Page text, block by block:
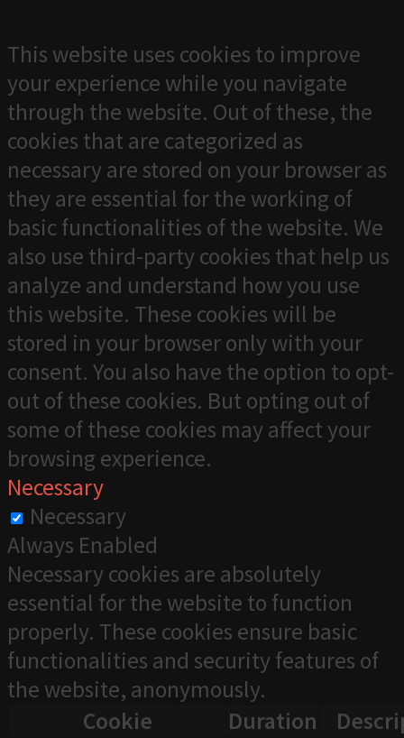
This website uses cookies to improve
your experience while you navigate
through the website. Out of these, the
cookies that are categorized as
necessary are stored on your browser as
they are essential for the working of
basic functionalities of the website. We
also use third-party cookies that help us
analyze and understand how you use
this website. These cookies will be
stored in your browser only with your
consent. You also have the option to opt-
out of these cookies. But opting out of
some of these cookies may affect your
browsing experience.
Necessary
Necessary
Always Enabled
Necessary cookies are absolutely
essential for the website to function
properly. These cookies ensure basic
functionalities and security features of
the website, anonymously.
Cookie
Duration